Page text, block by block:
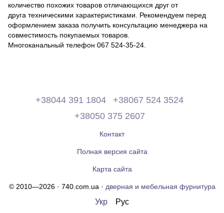
количество похожих товаров отличающихся друг от
друга техническими характеристиками. Рекомендуем перед
оформлением заказа получить консультацию менеджера на
совместимость покупаемых товаров.
Многоканальный телефон 067 524-35-24.
+38044 391 1804
+38067 524 3524
+38050 375 2607
Контакт
Полная версия сайта
Карта сайта
© 2010—2026 · 740.com.ua · дверная и мебельная фурнитура
Укр Рус